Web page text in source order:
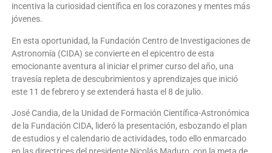
incentiva la curiosidad científica en los corazones y mentes más
jóvenes.
En esta oportunidad, la Fundación Centro de Investigaciones de
Astronomía (CIDA) se convierte en el epicentro de esta
emocionante aventura al iniciar el primer curso del año, una
travesía repleta de descubrimientos y aprendizajes que inició
este 11 de febrero y se extenderá hasta el 8 de julio.
José Candia, de la Unidad de Formación Científica-Astronómica
de la Fundación CIDA, lideró la presentación, esbozando el plan
de estudios y el calendario de actividades, todo ello enmarcado